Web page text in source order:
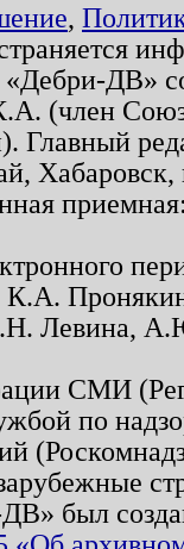
,
«Дебри-ДВ»
(член
Главный
К.А.
Левина,
СМИ
по
был